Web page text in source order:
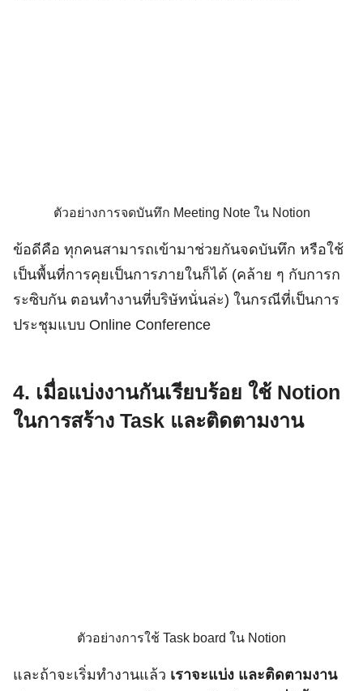
ตัวอย่างการจดบันทึก Meeting Note ใน Notion
ข้อดีคือ ทุกคนสามารถเข้ามาช่วยกันจดบันทึก หรือใช้
เป็นพื้นที่การคุยเป็นการภายในก็ได้ (คล้าย ๆ กับการก
ระซิบกัน ตอนทำงานที่บริษัทนั่นล่ะ) ในกรณีที่เป็นการ
ประชุมแบบ Online Conference
4. เมื่อแบ่งงานกันเรียบร้อย ใช้ Notion
ในการสร้าง Task และติดตามงาน
ตัวอย่างการใช้ Task board ใน Notion
และถ้าจะเริ่มทำงานแล้ว เราจะแบ่ง และติดตามงาน